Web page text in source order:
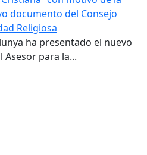
documento del Consejo
Religiosa
ha presentado el nuevo
para la...